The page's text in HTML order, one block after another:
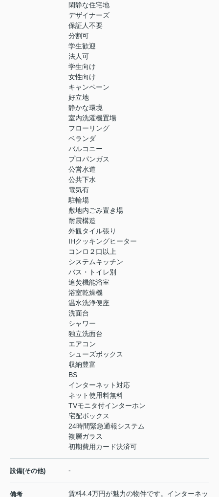
閑静な住宅地
デザイナーズ
保証人不要
分割可
学生歓迎
法人可
学生向け
女性向け
キャンペーン
好立地
静かな環境
室内洗濯機置場
フローリング
ベランダ
バルコニー
プロパンガス
公営水道
公共下水
電気有
駐輪場
敷地内ごみ置き場
耐震構造
外観タイル張り
IHクッキングヒーター
コンロ２口以上
システムキッチン
バス・トイレ別
追焚機能浴室
浴室乾燥機
温水洗浄便座
洗面台
シャワー
独立洗面台
エアコン
シューズボックス
収納豊富
BS
インターネット対応
ネット使用料無料
TVモニタ付インターホン
宅配ボックス
24時間緊急通報システム
複層ガラス
初期費用カード決済可
設備(その他) -
備考 賃料4.4万円が魅力の物件です。インターネッ